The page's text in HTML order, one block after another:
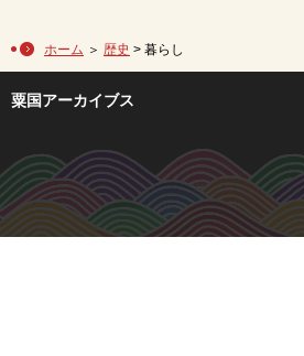
ホーム ＞ 歴史 > 暮らし
粟国アーカイブス